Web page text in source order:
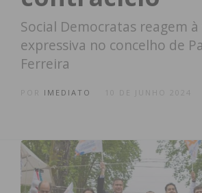
Social Democratas reagem
expressiva no concelho de
Ferreira
IMEDIATO 10 DE JUNHO 2024